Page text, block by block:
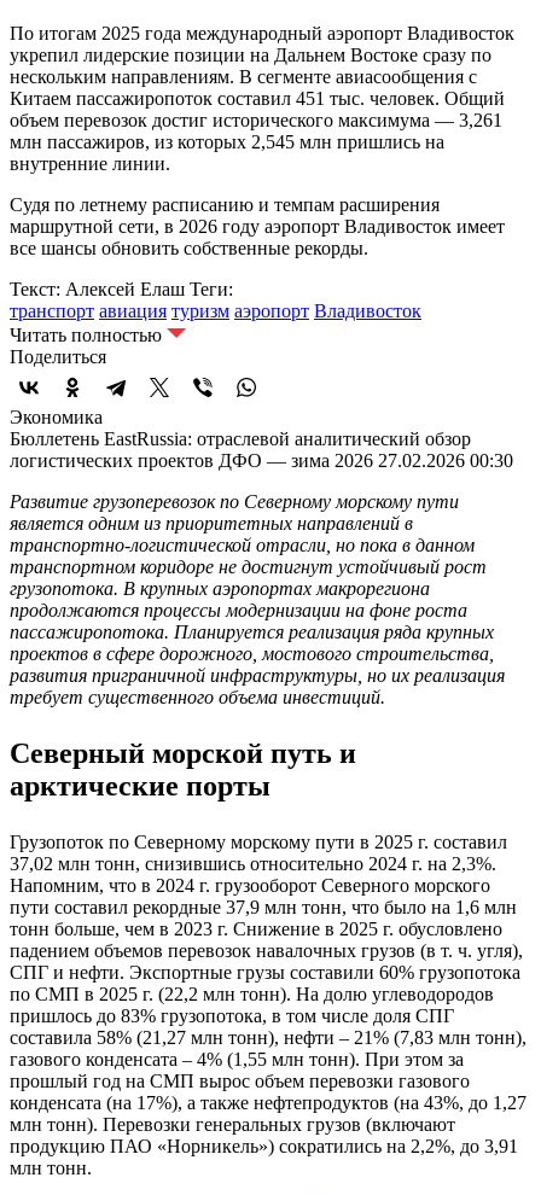
По итогам 2025 года международный аэропорт Владивосток
укрепил лидерские позиции на Дальнем Востоке сразу по
нескольким направлениям. В сегменте авиасообщения с
Китаем пассажиропоток составил 451 тыс. человек. Общий
объем перевозок достиг исторического максимума — 3,261
млн пассажиров, из которых 2,545 млн пришлись на
внутренние линии.
Судя по летнему расписанию и темпам расширения
маршрутной сети, в 2026 году аэропорт Владивосток имеет
все шансы обновить собственные рекорды.
Текст: Алексей Елаш Теги:
транспорт авиация туризм аэропорт Владивосток
Читать полностью
Поделиться
Экономика
Бюллетень EastRussia: отраслевой аналитический обзор
логистических проектов ДФО — зима 2026 27.02.2026 00:30
Развитие грузоперевозок по Северному морскому пути
является одним из приоритетных направлений в
транспортно-логистической отрасли, но пока в данном
транспортном коридоре не достигнут устойчивый рост
грузопотока. В крупных аэропортах макрорегиона
продолжаются процессы модернизации на фоне роста
пассажиропотока. Планируется реализация ряда крупных
проектов в сфере дорожного, мостового строительства,
развития приграничной инфраструктуры, но их реализация
требует существенного объема инвестиций.
Северный морской путь и
арктические порты
Грузопоток по Северному морскому пути в 2025 г. составил
37,02 млн тонн, снизившись относительно 2024 г. на 2,3%.
Напомним, что в 2024 г. грузооборот Северного морского
пути составил рекордные 37,9 млн тонн, что было на 1,6 млн
тонн больше, чем в 2023 г. Снижение в 2025 г. обусловлено
падением объемов перевозок навалочных грузов (в т. ч. угля),
СПГ и нефти. Экспортные грузы составили 60% грузопотока
по СМП в 2025 г. (22,2 млн тонн). На долю углеводородов
пришлось до 83% грузопотока, в том числе доля СПГ
составила 58% (21,27 млн тонн), нефти – 21% (7,83 млн тонн),
газового конденсата – 4% (1,55 млн тонн). При этом за
прошлый год на СМП вырос объем перевозки газового
конденсата (на 17%), а также нефтепродуктов (на 43%, до 1,27
млн тонн). Перевозки генеральных грузов (включают
продукцию ПАО «Норникель») сократились на 2,2%, до 3,91
млн тонн.